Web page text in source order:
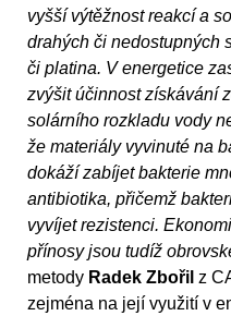
vyšší výtěžnost reakcí a
drahých či nedostupných
či platina. V energetice
zvýšit účinnost získávání
solárního rozkladu vody
že materiály vyvinuté na
dokáží zabíjet bakterie
antibiotika, přičemž
vyvíjet rezistenci.
přínosy jsou tudíž
metody Radek Zbořil z
zejména na její využití v